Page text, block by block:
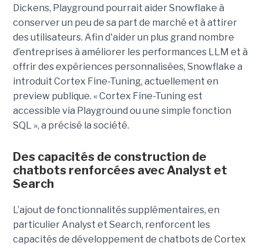
Dickens, Playground pourrait aider Snowflake à
conserver un peu de sa part de marché et à attirer
des utilisateurs. Afin d'aider un plus grand nombre
d’entreprises à améliorer les performances LLM et à
offrir des expériences personnalisées, Snowflake a
introduit Cortex Fine-Tuning, actuellement en
preview publique. « Cortex Fine-Tuning est
accessible via Playground ou une simple fonction
SQL », a précisé la société.
Des capacités de construction de
chatbots renforcées avec Analyst et
Search
L’ajout de fonctionnalités supplémentaires, en
particulier Analyst et Search, renforcent les
capacités de développement de chatbots de Cortex